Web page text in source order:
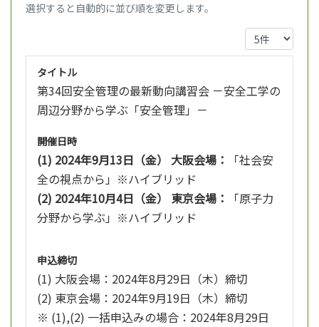
選択すると自動的に並び順を変更します。
タイトル
第34回安全管理の最新動向講習会 －安全工学の
周辺分野から学ぶ「安全管理」－
開催日時
(1) 2024年9月13日（金） 大阪会場：
「社会安
全の視点から」※ハイブリッド
(2) 2024年10月4日（金） 東京会場：
「原子力
分野から学ぶ」※ハイブリッド
申込締切
(1) 大阪会場：2024年8月29日（木）締切
(2) 東京会場：2024年9月19日（木）締切
※ (1),(2) 一括申込みの場合：2024年8月29日